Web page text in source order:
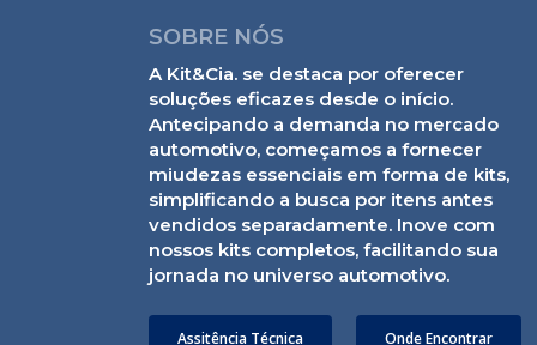
SOBRE NÓS
A Kit&Cia. se destaca por oferecer
soluções eficazes desde o início.
Antecipando a demanda no mercado
automotivo, começamos a fornecer
miudezas essenciais em forma de kits,
simplificando a busca por itens antes
vendidos separadamente. Inove com
nossos kits completos, facilitando sua
jornada no universo automotivo.
Assitência Técnica Onde Encontrar